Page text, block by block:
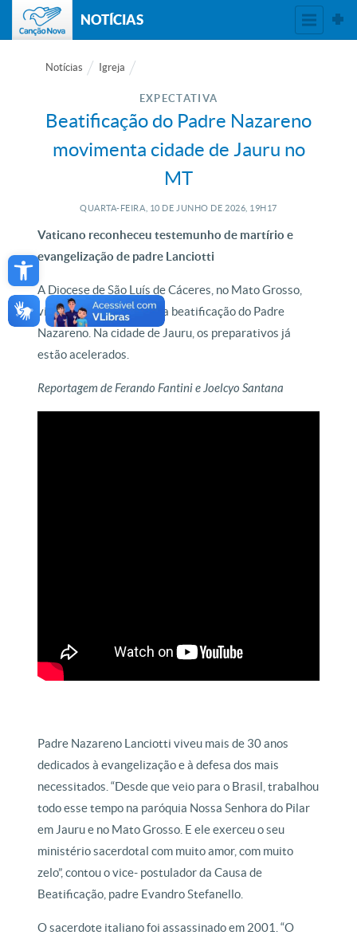
Open toolbar
NOTÍCIAS
Notícias Igreja
EXPECTATIVA
Beatificação do Padre Nazareno
movimenta cidade de Jauru no
MT
QUARTA-FEIRA, 10 DE JUNHO DE 2026, 19H17
Vaticano reconheceu testemunho de martírio e
evangelização de padre Lanciotti
A Diocese de São Luís de Cáceres, no Mato Grosso,
vive a expectativa para a beatificação do Padre
Nazareno. Na cidade de Jauru, os preparativos já
estão acelerados.
Reportagem de Ferando Fantini e Joelcyo Santana
Padre Nazareno Lanciotti viveu mais de 30 anos
dedicados à evangelização e à defesa dos mais
necessitados. “Desde que veio para o Brasil, trabalhou
todo esse tempo na paróquia Nossa Senhora do Pilar
em Jauru e no Mato Grosso. E ele exerceu o seu
ministério sacerdotal com muito amor, com muito
zelo”, contou o vice- postulador da Causa de
Beatificação, padre Evandro Stefanello.
O sacerdote italiano foi assassinado em 2001. “O